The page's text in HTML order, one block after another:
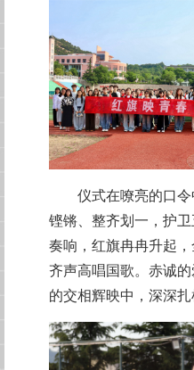
仪式在嘹亮的口
铿锵、整齐划一，护
奏响，红旗冉冉升起，
齐声高唱国歌。赤诚
的交相辉映中，深深扎